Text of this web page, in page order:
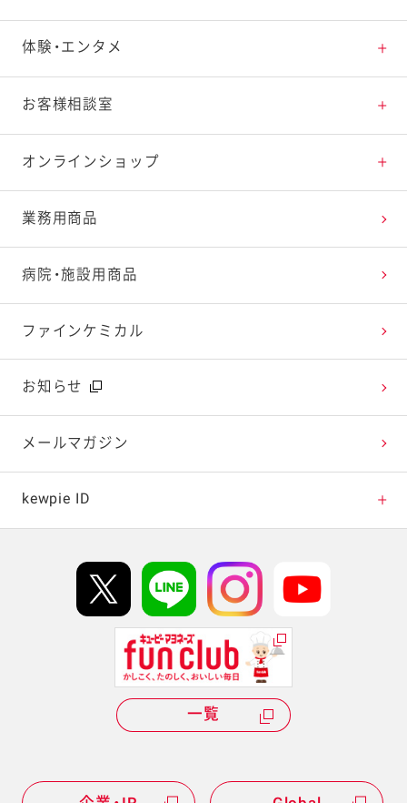
素材の知識
料理の基本
特集レシピ
レシピランキング
レシピ動画
今日のレシピギャラリー
商品情報トップ
新商品・リニューアル品一覧
販売終了商品一覧
体験・エンタメ
体験・エンタメトップ
マヨテラス（見学施設）
オープンキッチン（工場見学）
深谷テラス ヤサイな仲間たちファーム
おたのしみコンテンツ
広告ギャラリー
テレビ・ラジオ
キャンペーン・イベント
お客様相談室
お客様相談室トップ
よくお寄せいただくご質問
お客様の声を活かしました
オンラインショップ
Qummy
キユーピーウエルネス
業務用商品
病院・施設用商品
ファインケミカル
お知らせ
メールマガジン
kewpie ID
Hi! kewpieについて
Qummyについて
一覧